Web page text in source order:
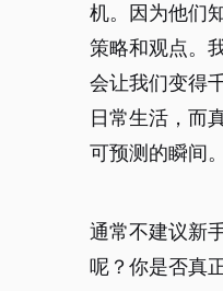
机。因为他们
策略和观点。
会让我们变得
日常生活，而
可预测的瞬间。
通常不建议新
呢？你是否真